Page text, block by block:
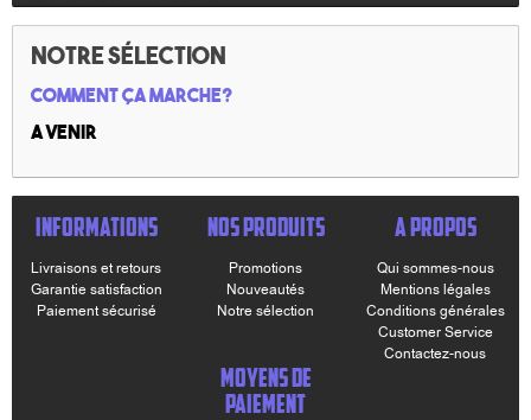
Notre sélection
Comment ça marche?
A venir
INFORMATIONS
Livraisons et retours
Garantie satisfaction
Paiement sécurisé
NOS PRODUITS
Promotions
Nouveautés
Notre sélection
A PROPOS
Qui sommes-nous
Mentions légales
Conditions générales
Customer Service
Contactez-nous
MOYENS DE
PAIEMENT